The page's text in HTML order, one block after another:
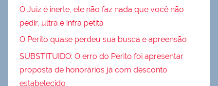
O Juiz é inerte, ele não faz nada que você não
pedir, ultra e infra petita
O Perito quase perdeu sua busca e apreensão
SUBSTITUIDO: O erro do Perito foi apresentar
proposta de honorários já com desconto
estabelecido